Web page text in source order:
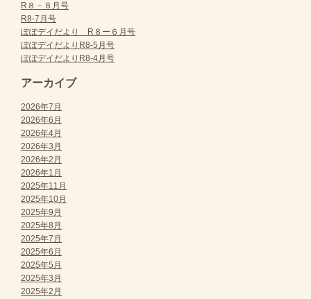
R８－８月号
R8-7月号
ぽぽデイだより R８ー６月号
ぽぽデイだよりR8-5月号
ぽぽデイだよりR8-4月号
アーカイブ
2026年7月
2026年6月
2026年4月
2026年3月
2026年2月
2026年1月
2025年11月
2025年10月
2025年9月
2025年8月
2025年7月
2025年6月
2025年5月
2025年3月
2025年2月